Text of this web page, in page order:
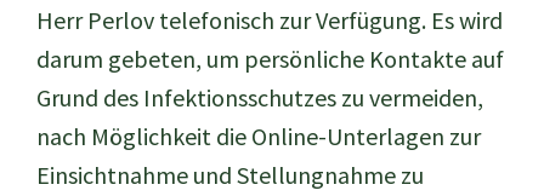
Herr Perlov telefonisch zur Verfügung. Es wird
darum gebeten, um persönliche Kontakte auf
Grund des Infektionsschutzes zu vermeiden,
nach Möglichkeit die Online-Unterlagen zur
Einsichtnahme und Stellungnahme zu